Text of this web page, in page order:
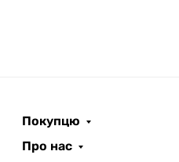
Покупцю
Про нас